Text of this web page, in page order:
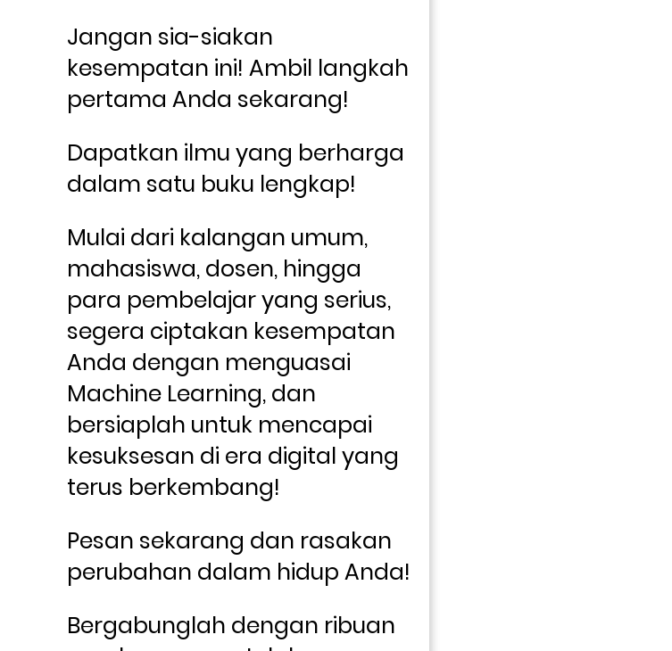
Jangan sia-siakan
kesempatan ini! Ambil langkah
pertama Anda sekarang!
Dapatkan ilmu yang berharga
dalam satu buku lengkap!
Mulai dari kalangan umum,
mahasiswa, dosen, hingga
para pembelajar yang serius,
segera ciptakan kesempatan
Anda dengan menguasai
Machine Learning, dan
bersiaplah untuk mencapai
kesuksesan di era digital yang
terus berkembang!
Pesan sekarang dan rasakan
Bergabunglah dengan ribuan